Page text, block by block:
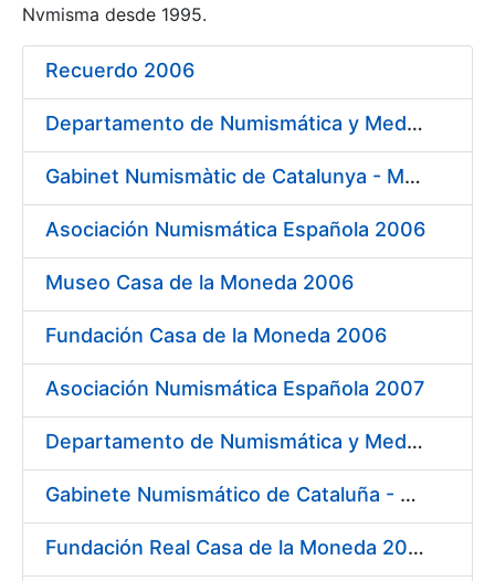
Mostra/Amaga
Mostra/Amaga
Nvmisma desde 1995.
Recuerdo 2006
Departamento de Numismática y Medallística Museo Arqueológico Nacional 2006
Gabinet Numismàtic de Catalunya - MNAC 2006
Asociación Numismática Española 2006
Museo Casa de la Moneda 2006
Fundación Casa de la Moneda 2006
Asociación Numismática Española 2007
Departamento de Numismática y Medallística - Museo Arqueológico Nacional 2007
Gabinete Numismático de Cataluña - Museo Nacional de Arte de Cataluña 2007
Fundación Real Casa de la Moneda 2007